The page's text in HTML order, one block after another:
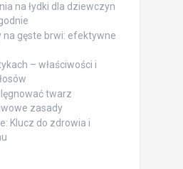
na łydki dla dziewczyn
na gęste brwi: efektywne
– właściwości i
twarz
zasady
Klucz do zdrowia i